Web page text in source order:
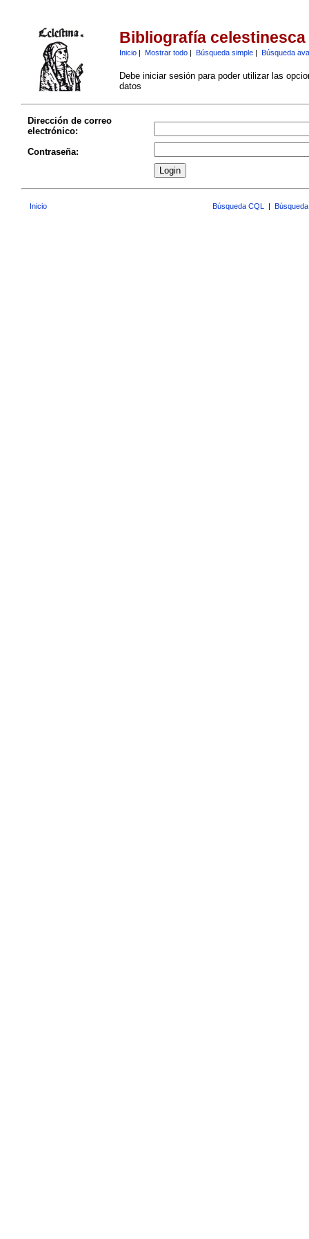
Bibliografía celestinesca
Inicio| Mostrar todo| Búsqueda simple| Búsqueda
Debe iniciar sesión para poder utilizar las
datos
Dirección de correo
electrónico:
Contraseña:
Inicio Búsqueda CQL |